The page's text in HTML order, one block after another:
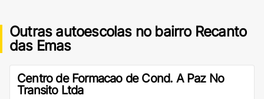
Outras autoescolas no bairro Recanto
das Emas
Centro de Formacao de Cond. A Paz No
Transito Ltda